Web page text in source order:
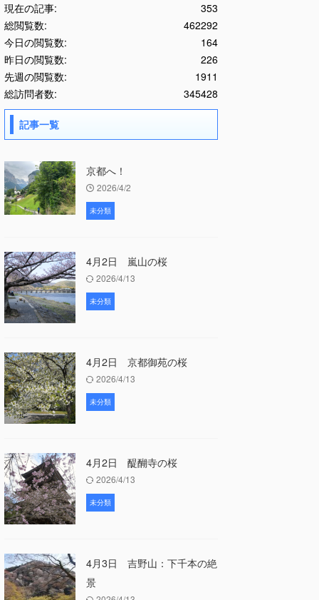
353
現在の記事:
462292
総閲覧数:
164
今日の閲覧数:
226
昨日の閲覧数:
1911
先週の閲覧数:
345428
総訪問者数:
記事一覧
京都へ！
2026/4/2
未分類
4月2日 嵐山の桜
2026/4/13
未分類
4月2日 京都御苑の桜
2026/4/13
未分類
4月2日 醍醐寺の桜
2026/4/13
未分類
4月3日 吉野山：下千本の絶
景